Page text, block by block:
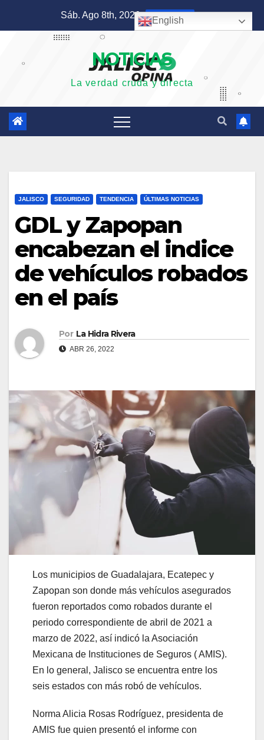
Sáb. Ago 8th, 2026 8:19:51 AM
NOTICIAS
La verdad cruda y directa
JALISCO SEGURIDAD TENDENCIA ÚLTIMAS NOTICIAS
GDL y Zapopan
encabezan el indice
de vehículos robados
en el país
Por La Hidra Rivera
ABR 26, 2022
Los municipios de Guadalajara, Ecatepec y
Zapopan son donde más vehículos asegurados
fueron reportados como robados durante el
periodo correspondiente de abril de 2021 a
marzo de 2022, así indicó la Asociación
Mexicana de Instituciones de Seguros ( AMIS).
En lo general, Jalisco se encuentra entre los
seis estados con más robó de vehículos.
Norma Alicia Rosas Rodríguez, presidenta de
AMIS fue quien presentó el informe con
English